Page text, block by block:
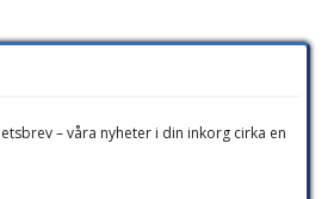
– våra nyheter i din inkorg cirka en